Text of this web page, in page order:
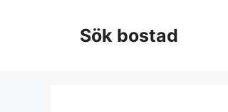
Sök bostad